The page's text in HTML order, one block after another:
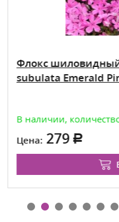
Флокс
subulata Emerald
В наличии,
Цена: 279